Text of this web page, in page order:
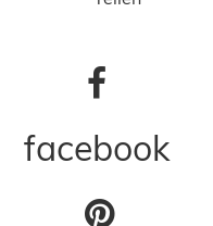
facebook